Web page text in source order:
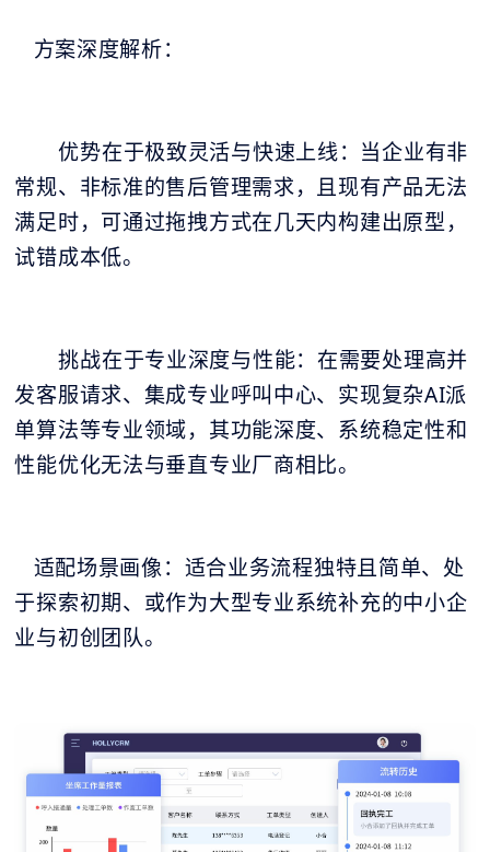
方案深度解析：
优势在于极致灵活与快速上线：当企业有非
常规、非标准的售后管理需求，且现有产品无法
满足时，可通过拖拽方式在几天内构建出原型，
试错成本低。
挑战在于专业深度与性能：在需要处理高并
发客服请求、集成专业呼叫中心、实现复杂AI派
单算法等专业领域，其功能深度、系统稳定性和
性能优化无法与垂直专业厂商相比。
适配场景画像：适合业务流程独特且简单、处
于探索初期、或作为大型专业系统补充的中小企
业与初创团队。